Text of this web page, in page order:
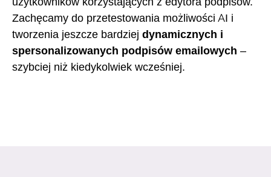
Zachęcamy do przetestowania możliwości AI i
tworzenia jeszcze bardziej dynamicznych i
spersonalizowanych podpisów emailowych –
szybciej niż kiedykolwiek wcześniej.